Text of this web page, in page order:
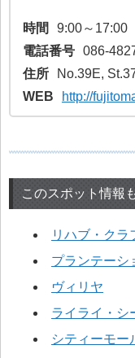
時間
9:00～17:00
電話番号 086-
住所
No.39E,
WEB
http://
このスポット情報
リハブ・クラ
プランテーシ
ヴィリヤ
ライライ・シ
シティーモー